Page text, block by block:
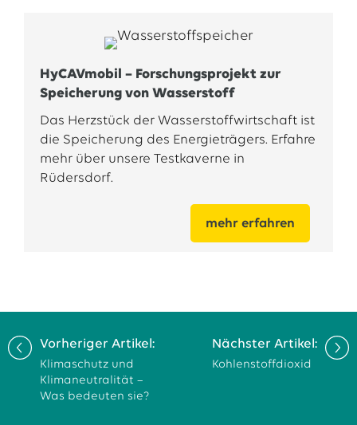
HyCAVmobil – Forschungsprojekt zur
Speicherung von Wasserstoff
Das Herzstück der Wasserstoffwirtschaft ist
die Speicherung des Energieträgers. Erfahre
mehr über unsere Testkaverne in
Rüdersdorf.
mehr erfahren
Vorheriger Artikel:
Klimaschutz und
Klimaneutralität –
Was bedeuten sie?
Nächster Artikel:
Kohlenstoffdioxid